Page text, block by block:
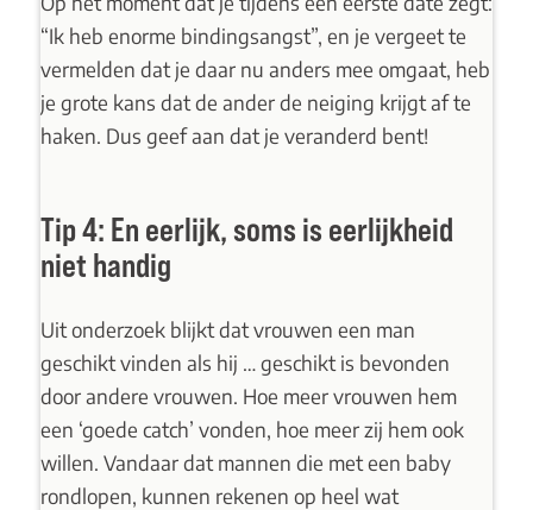
“Ik heb enorme bindingsangst”, en je vergeet te
vermelden dat je daar nu anders mee omgaat, heb
je grote kans dat de ander de neiging krijgt af te
haken. Dus geef aan dat je veranderd bent!
Tip 4: En eerlijk, soms is eerlijkheid
niet handig
Uit onderzoek blijkt dat vrouwen een man
geschikt vinden als hij … geschikt is bevonden
door andere vrouwen. Hoe meer vrouwen hem
een ‘goede catch’ vonden, hoe meer zij hem ook
willen. Vandaar dat mannen die met een baby
rondlopen, kunnen rekenen op heel wat